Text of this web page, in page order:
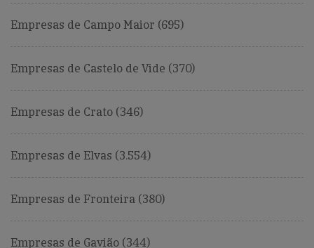
Empresas de Campo Maior (695)
Empresas de Castelo de Vide (370)
Empresas de Crato (346)
Empresas de Elvas (3.554)
Empresas de Fronteira (380)
Empresas de Gavião (344)